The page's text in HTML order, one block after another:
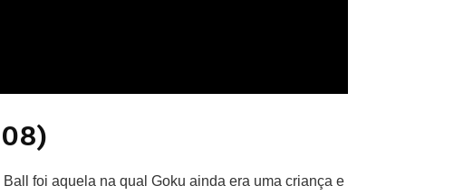
foi aquela na qual Goku ainda era uma criança e